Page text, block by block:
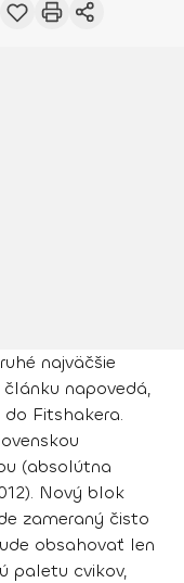
najväčšie
napovedá,
Fitshakera.
(absolútna
Nový blok
zameraný čisto
obsahovať len
paletu cvikov,